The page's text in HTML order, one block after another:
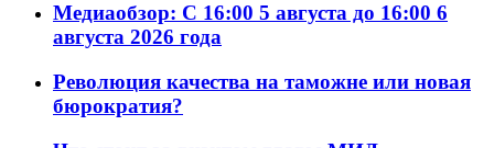
Медиаобзор: С 16:00 5 августа до 16:00 6
августа 2026 года
Революция качества на таможне или новая
бюрократия?